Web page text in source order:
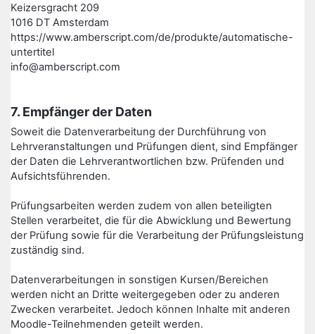
Keizersgracht 209
1016 DT Amsterdam
https://www.amberscript.com/de/produkte/automatische-
untertitel
info@amberscript.com
7. Empfänger der Daten
Soweit die Datenverarbeitung der Durchführung von
Lehrveranstaltungen und Prüfungen dient, sind Empfänger
der Daten die Lehrverantwortlichen bzw. Prüfenden und
Aufsichtsführenden.
Prüfungsarbeiten werden zudem von allen beteiligten
Stellen verarbeitet, die für die Abwicklung und Bewertung
der Prüfung sowie für die Verarbeitung der Prüfungsleistung
zuständig sind.
Datenverarbeitungen in sonstigen Kursen/Bereichen
werden nicht an Dritte weitergegeben oder zu anderen
Zwecken verarbeitet. Jedoch können Inhalte mit anderen
Moodle-Teilnehmenden geteilt werden.